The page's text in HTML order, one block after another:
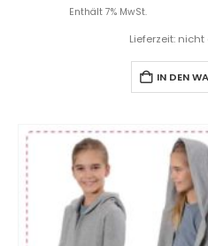
Enthält 7% MwSt.
Lieferzeit:
IN DEN